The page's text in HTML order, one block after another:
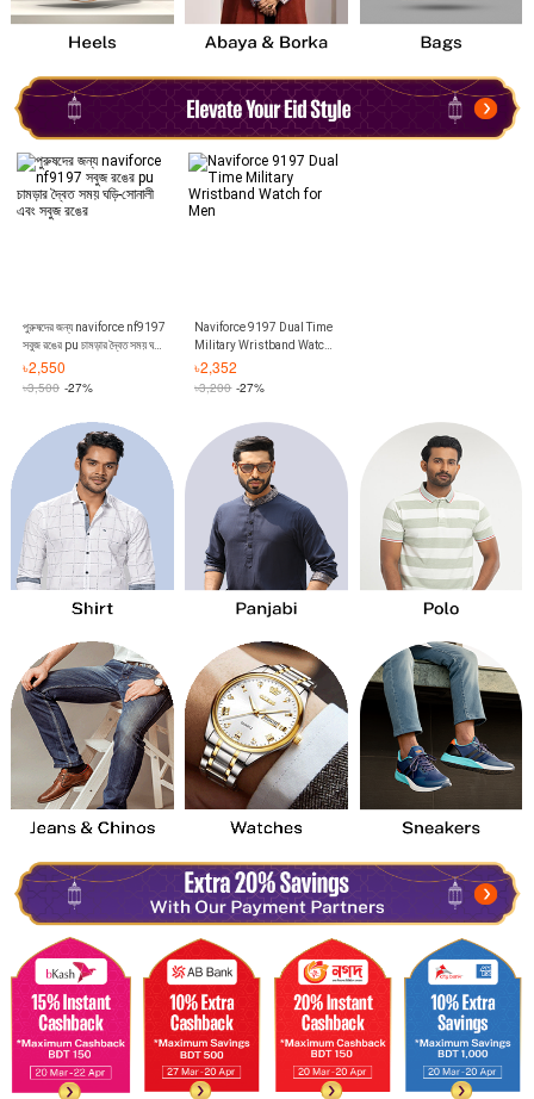
পুরুষদের জন্য naviforce nf9197
সবুজ রঙের pu চামড়ার দ্বৈত সময় ঘড়ি-
সোনালী এবং সবুজ রঙের
৳2,550
৳3,500 -27%
Naviforce 9197 Dual Time
Military Wristband Watch
for Men
৳2,352
৳3,200 -27%